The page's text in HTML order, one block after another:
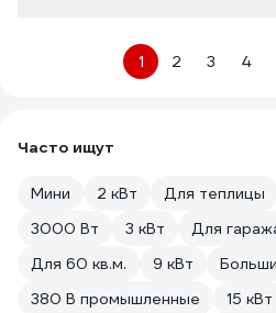
1 2 3 4
Часто ищут
Мини 2 кВт Для теплицы
3000 Вт
3 кВт Для
Для 60 кв.м.
9 кВт
380 В промышленные
15 кВт